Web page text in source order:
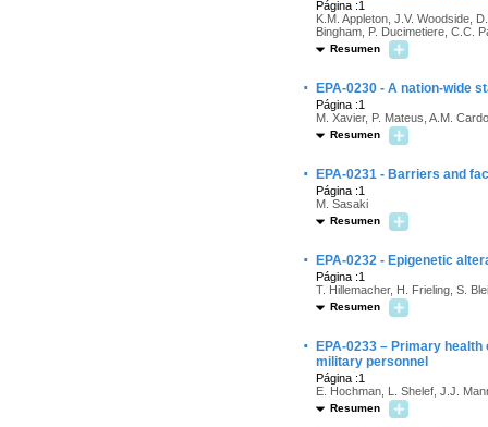
Página :1
K.M. Appleton, J.V. Woodside,
Bingham, P. Ducimetiere, C.C.
Resumen
· EPA-0230 - A nation-wide
Página :1
M. Xavier, P. Mateus, A.M.
Resumen
· EPA-0231 - Barriers and
Página :1
M. Sasaki
Resumen
· EPA-0232 - Epigenetic
Página :1
T. Hillemacher, H. Frieling, S.
Resumen
·
EPA-0233 – Primary
military personnel
Página :1
E. Hochman, L. Shelef, J.J.
Resumen